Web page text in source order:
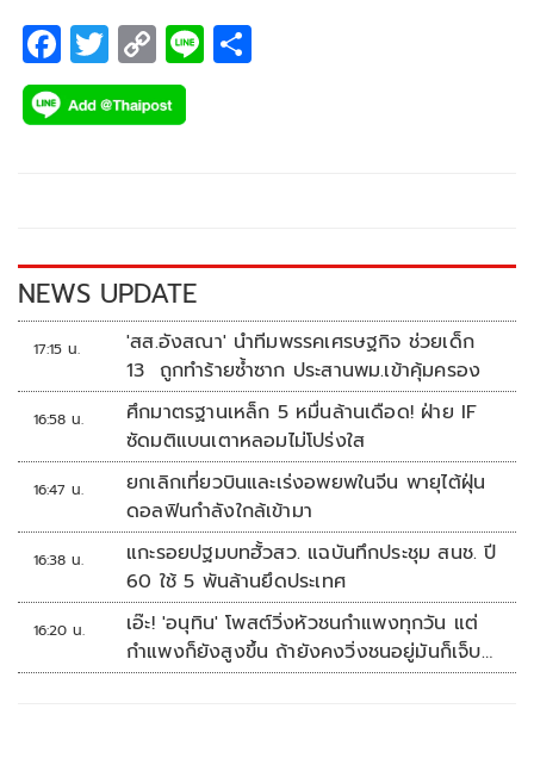
F
ac
e
k
T
wi
tt
C
o
p
k
Li
NEWS UPDATE
17:15 น.
'สส.อังสณา' นำทีมพรรคเศรษฐกิจ ช่วยเด็ก
13 ถูกทำร้ายซ้ำซาก ประสานพม.เข้าคุ้มครอง
16:58 น.
ศึกมาตรฐานเหล็ก 5 หมื่นล้านเดือด! ฝ่าย IF
ซัดมติแบนเตาหลอมไม่โปร่งใส
16:47 น.
ยกเลิกเที่ยวบินและเร่งอพยพในจีน พายุไต้ฝุ่น
ดอลฟินกำลังใกล้เข้ามา
16:38 น.
แกะรอยปฐมบทฮั้วสว. แฉบันทึกประชุม สนช. ปี
60 ใช้ 5 พันล้านยึดประเทศ
16:20 น.
เอ๊ะ! 'อนุทิน' โพสต์วิ่งหัวชนกำแพงทุกวัน แต่
กำแพงก็ยังสูงขึ้น ถ้ายังคงวิ่งชนอยู่มันก็เจ็บ
หัวอีก